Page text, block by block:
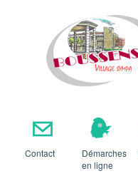
Boussens
Contact
Démarches
en ligne